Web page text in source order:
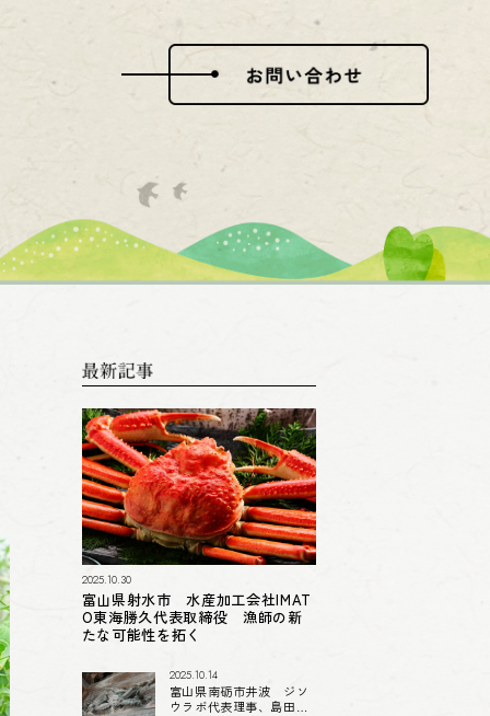
2025.10.30
富山県射水市 水産加工会社IMAT
O東海勝久代表取締役 漁師の新
たな可能性を拓く
2025.10.14
富山県南砺市井波 ジソ
ウラボ代表理事、島田木